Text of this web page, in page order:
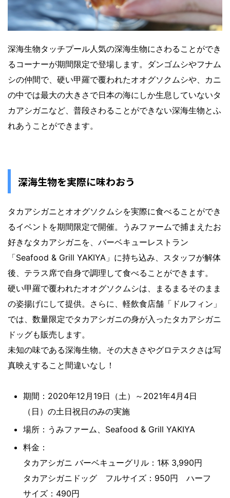
深海生物タッチプール人気の深海生物にさわることができ
るコーナーが期間限定で登場します。ダンゴムシやフナム
シの仲間で、硬い甲羅で覆われたオオグソクムシや、カニ
の中では最大の大きさで日本の海にしか生息していないタ
カアシガニなど、普段さわることができない深海生物とふ
れあうことができます。
深海生物を実際に味わおう
タカアシガニとオオグソクムシを実際に食べることができ
るイベントを期間限定で開催。うみファームで捕まえたお
好きなタカアシガニを、バーベキューレストラン
「Seafood & Grill YAKIYA」に持ち込み、スタッフが解体
後、テラス席で自身で調理して食べることができます。
硬い甲羅で覆われたオオグソクムシは、まるまるそのまま
の姿揚げにして提供。さらに、軽飲食店舗「ドルフィン」
では、数量限定でタカアシガニの身が入ったタカアシガニ
ドッグも販売します。
未知の味である深海生物。その大きさやグロテスクさは写
真映えすること間違いなし！
期間：2020年12月19日（土）～2021年4月4日
（日）の土日祝日のみの実施
場所：うみファーム、Seafood & Grill YAKIYA
料金：
タカアシガニ バーベキューグリル：1杯 3,990円
タカアシガニドッグ フルサイズ：950円 ハーフ
サイズ：490円